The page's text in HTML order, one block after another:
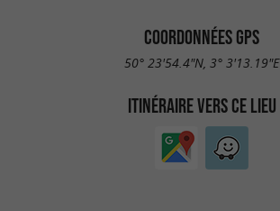
COORDONNÉES GPS
50° 23'54.4"N, 3° 3'13.19"E
ITINÉRAIRE VERS CE LIEU